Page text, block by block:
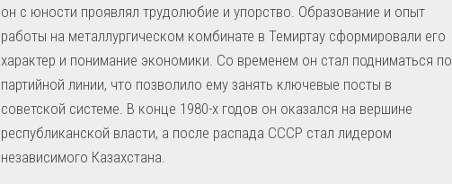
он с юности проявлял трудолюбие и упорство. Образование и опыт
работы на металлургическом комбинате в Темиртау сформировали его
характер и понимание экономики. Со временем он стал подниматься по
партийной линии, что позволило ему занять ключевые посты в
советской системе. В конце 1980-х годов он оказался на вершине
республиканской власти, а после распада СССР стал лидером
независимого Казахстана.